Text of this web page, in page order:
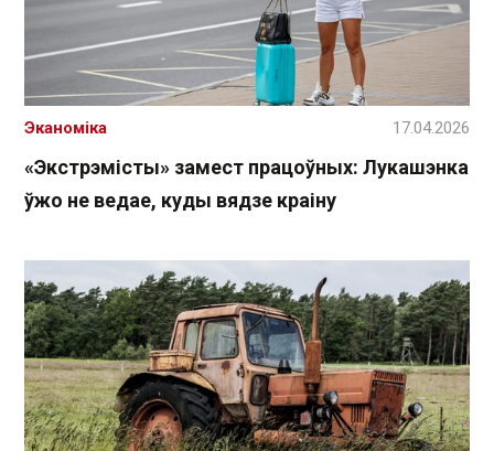
«Экстрэмісты» замест працоўных: Лукашэнка
ўжо не ведае, куды вядзе краіну
Эканоміка 17.04.2026